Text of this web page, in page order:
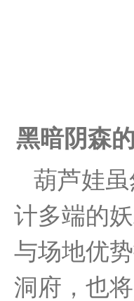
黑暗阴森
葫芦娃
计多端的
与场地优
洞府，也